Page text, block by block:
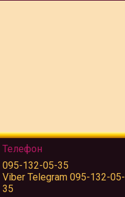
Телефон
095-132-05-35
Viber Telegram 095-132-05-
35